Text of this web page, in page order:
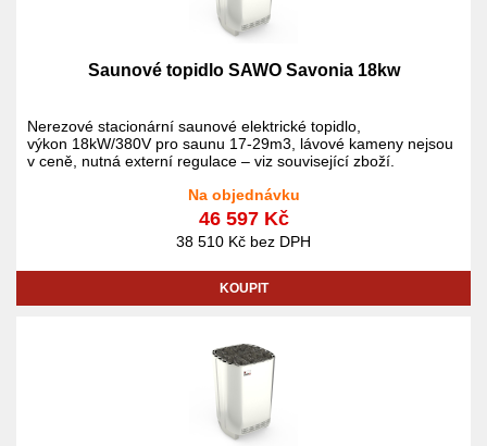
Saunové topidlo SAWO Savonia 18kw
Nerezové stacionární saunové elektrické topidlo,
výkon 18kW/380V pro saunu 17-29m3, lávové kameny nejsou
v ceně, nutná externí regulace – viz související zboží.
Na objednávku
46 597 Kč
38 510 Kč bez DPH
KOUPIT